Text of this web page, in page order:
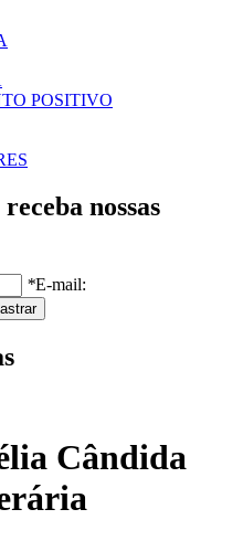
POSITIVO
nossas
*E-mail:
Cândida